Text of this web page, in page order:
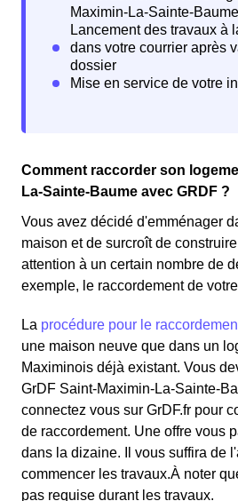
Comment raccorder son
La-Sainte-Baume avec GRDF ?
Vous avez décidé d'emménager
maison et de surcroît de
attention à un certain nombre de
exemple, le raccordement de
La procédure pour le
une maison neuve que dans un
Maximinois déjà existant. Vous
GrDF Saint-Maximin-La-Sainte-
connectez vous sur GrDF.fr pour
de raccordement. Une offre vous
dans la dizaine. Il vous suffira de
commencer les travaux.À noter
pas requise durant les travaux.